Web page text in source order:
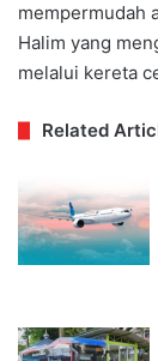
mempermudah
Halim yang
melalui kereta
Related